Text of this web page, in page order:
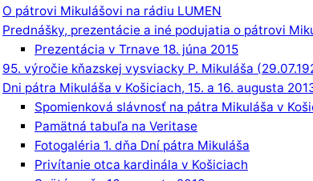
O pátrovi Mikulášovi na rádiu LUMEN
Prednášky, prezentácie a iné podujatia o pátrovi
Prezentácia v Trnave 18. júna 2015
95. výročie kňazskej vysviacky P. Mikuláša
Dni pátra Mikuláša v Košiciach, 15. a 16. augusta
Spomienková slávnosť na pátra Mikuláša v
Pamätná tabuľa na Veritase
Fotogaléria 1. dňa Dní pátra Mikuláša
Privítanie otca kardinála v Košiciach